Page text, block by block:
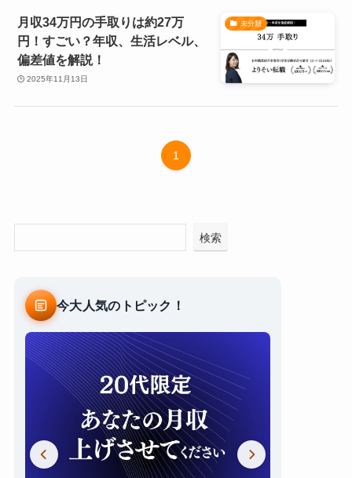
未分類
月収34万円の手取りは約27万
円！すごい？年収、生活レベル、
偏差値を解説！
2025年11月13日
1
検索
今大人気のトピック！